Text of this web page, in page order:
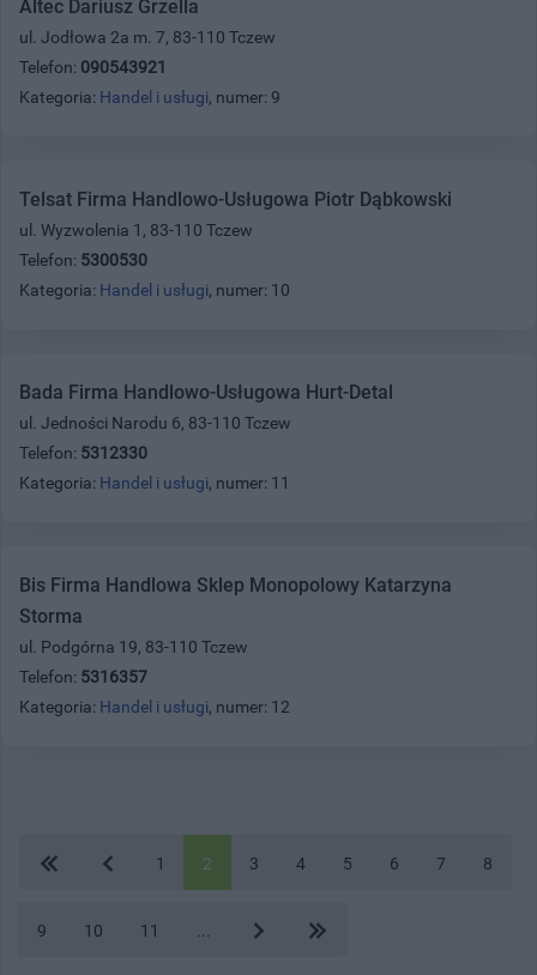
Altec Dariusz Grzella
ul. Jodłowa 2a m. 7, 83-110 Tczew
Telefon: 090543921
Kategoria: Handel i usługi, numer: 9
Telsat Firma Handlowo-Usługowa Piotr Dąbkowski
ul. Wyzwolenia 1, 83-110 Tczew
Telefon: 5300530
Kategoria: Handel i usługi, numer: 10
Bada Firma Handlowo-Usługowa Hurt-Detal
ul. Jedności Narodu 6, 83-110 Tczew
Telefon: 5312330
Kategoria: Handel i usługi, numer: 11
Bis Firma Handlowa Sklep Monopolowy Katarzyna
Storma
ul. Podgórna 19, 83-110 Tczew
Telefon: 5316357
Kategoria: Handel i usługi, numer: 12
1 2 3 4 5 6 7 8
9 10 11